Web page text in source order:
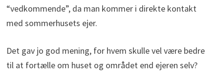
“vedkommende”, da man kommer i direkte kontakt
med sommerhusets ejer.
Det gav jo god mening, for hvem skulle vel være bedre
til at fortælle om huset og området end ejeren selv?